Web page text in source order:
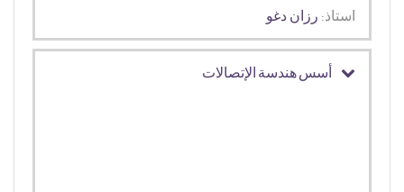
استاذ: رزان دغو
أسس هندسة الإتصالات